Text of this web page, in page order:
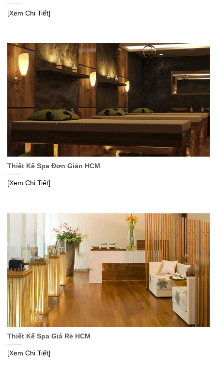
[Xem Chi Tiết]
Thiết Kế Spa Đơn Giản HCM
[Xem Chi Tiết]
Thiết Kế Spa Giá Rẻ HCM
[Xem Chi Tiết]